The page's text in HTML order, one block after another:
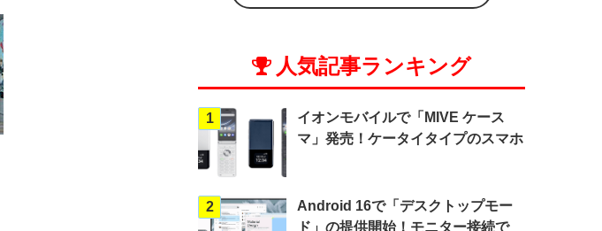
人気記事ランキング
1
イオンモバイルで「MIVE ケース
マ」発売！ケータイタイプのスマホ
2
Android 16で「デスクトップモー
ド」の提供開始！モニター接続で